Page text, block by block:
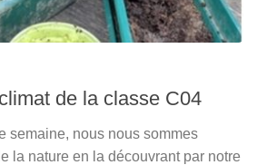
de la classe C04
semaine, nous nous sommes
la nature en la découvrant par notre